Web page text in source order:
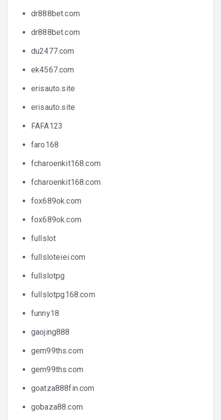
dr888bet.com
dr888bet.com
du2477.com
ek4567.com
erisauto.site
erisauto.site
FAFA123
faro168
fcharoenkit168.com
fcharoenkit168.com
fox689ok.com
fox689ok.com
fullslot
fullsloteiei.com
fullslotpg
fullslotpg168.com
funny18
gaojing888
gem99ths.com
gem99ths.com
goatza888fin.com
gobaza88.com